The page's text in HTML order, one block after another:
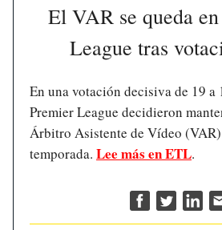
El VAR se queda
League tras
En una votación decisiva de 19 a
Premier League decidieron
Árbitro Asistente de Vídeo
temporada. Lee más en ETL.